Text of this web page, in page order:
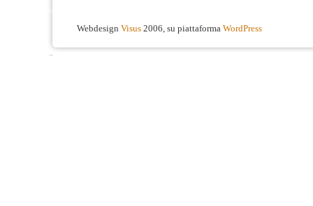
Webdesign Visus 2006, su piattaforma WordPress